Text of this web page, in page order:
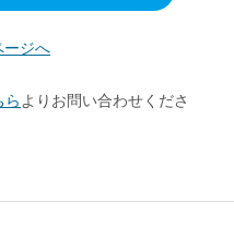
ージへ
らよりお問い合わせくださ